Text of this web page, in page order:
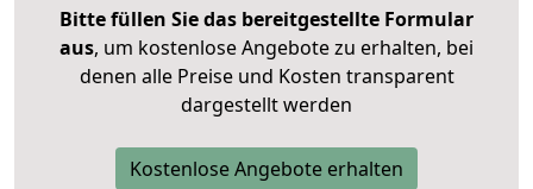
Bitte füllen Sie das bereitgestellte Formular
aus, um kostenlose Angebote zu erhalten, bei
denen alle Preise und Kosten transparent
dargestellt werden
Kostenlose Angebote erhalten